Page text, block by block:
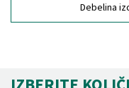
Debelina